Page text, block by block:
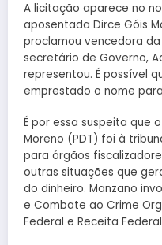
A licitação aparece no
aposentada Dirce Góis
proclamou vencedora
secretário de Governo,
representou. É possível
emprestado o nome
É por essa suspeita que
Moreno (PDT) foi à
para órgãos
outras situações que
do dinheiro. Manzano
e Combate ao Crime
Federal e Receita